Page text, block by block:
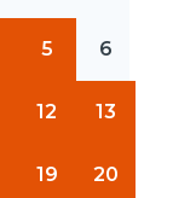
5 6
12 13
19 20